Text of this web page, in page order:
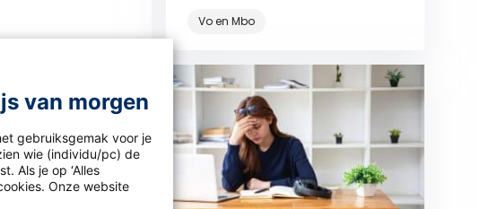
koste gaat van
voorbereiden
Train in
meeste
een
Vo en Mbo
Bekijk
van morgen
gebruiksgemak voor je
wie (individu/pc) de
Als je op ‘Alles
Onze website